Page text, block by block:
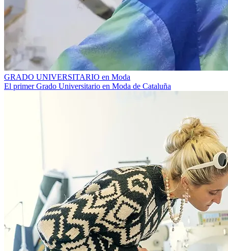
GRADO UNIVERSITARIO en Moda
El primer Grado Universitario en Moda de Cataluña